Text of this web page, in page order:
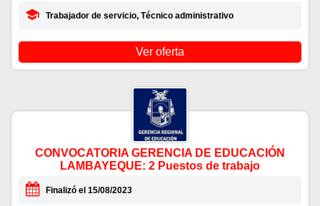
Trabajador de servicio, Técnico administrativo
Ver oferta
CONVOCATORIA GERENCIA DE EDUCACIÓN
LAMBAYEQUE: 2 Puestos de trabajo
Finalizó el 15/08/2023